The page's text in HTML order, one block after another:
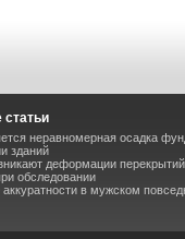
статьи
неравномерная осадка
зданий
деформации перекрытий
обследовании
в мужском